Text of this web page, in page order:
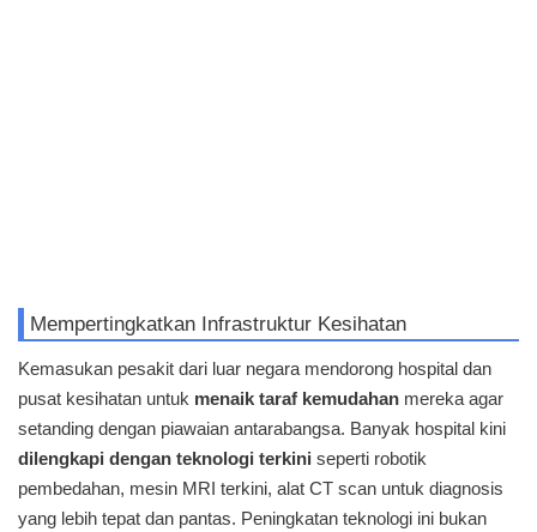
Mempertingkatkan Infrastruktur Kesihatan
Kemasukan pesakit dari luar negara mendorong hospital dan
pusat kesihatan untuk menaik taraf kemudahan mereka agar
setanding dengan piawaian antarabangsa. Banyak hospital kini
dilengkapi dengan teknologi terkini seperti robotik
pembedahan, mesin MRI terkini, alat CT scan untuk diagnosis
yang lebih tepat dan pantas. Peningkatan teknologi ini bukan